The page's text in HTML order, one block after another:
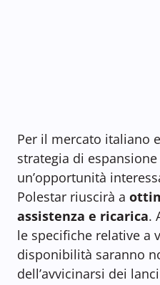
Per il mercato italiano
strategia di
un’opportunità
Polestar riuscirà a
assistenza e ricarica.
le specifiche relative a
disponibilità saranno
dell’avvicinarsi dei